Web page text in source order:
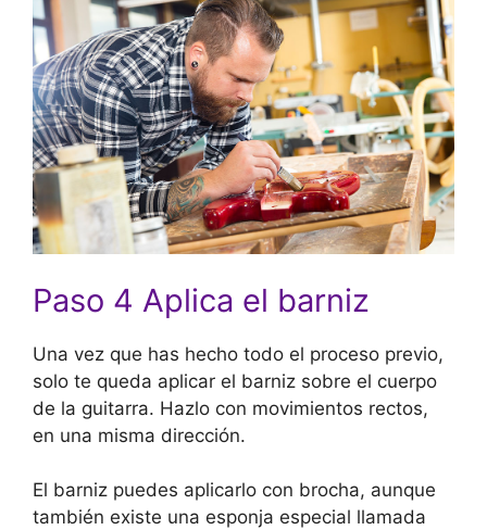
Paso 4 Aplica el barniz
Una vez que has hecho todo el proceso previo,
solo te queda aplicar el barniz sobre el cuerpo
de la guitarra. Hazlo con movimientos rectos,
en una misma dirección.
El barniz puedes aplicarlo con brocha, aunque
también existe una esponja especial llamada